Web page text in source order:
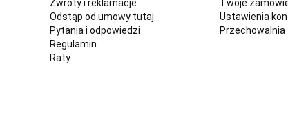
Zwroty i reklamacje
Odstąp od umowy tutaj
Pytania i odpowiedzi
Regulamin
Raty
Twoje
Ustawienia
Przechowalnia